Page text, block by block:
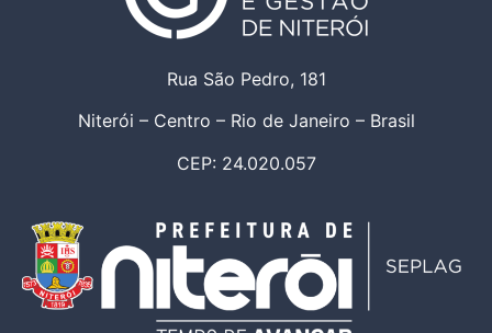
Rua São Pedro, 181
Niterói – Centro – Rio de Janeiro – Brasil
CEP: 24.020.057